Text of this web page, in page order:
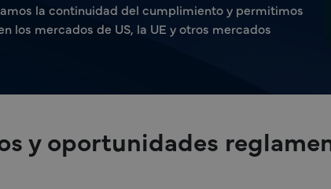
la continuidad del cumplimiento y permitimos
los mercados de US, la UE y otros mercados
y oportunidades